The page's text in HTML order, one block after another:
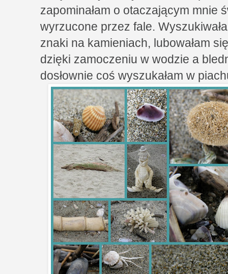
zapominałam o otaczającym mnie
wyrzucone przez fale.
znaki na kamieniach, lubowałam
dzięki zamoczeniu w wodzie a
dosłownie coś wyszukałam w